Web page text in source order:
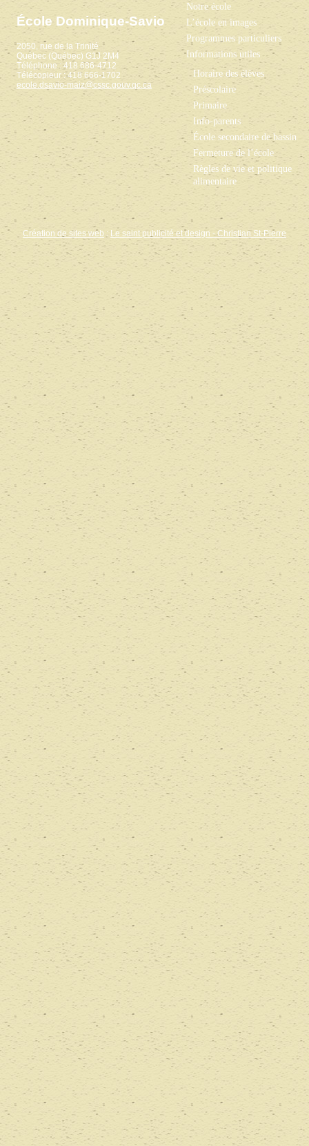
École Dominique-Savio
2050, rue de la Trinité
Québec (Québec) G1J 2M4
Téléphone : 418 686-4712
Télécopieur : 418 666-1702
ecole.dsavio-maiz@cssc.gouv.qc.ca
Notre école
L’école en images
Programmes particuliers
Informations utiles
Horaire des élèves
Préscolaire
Primaire
Info-parents
École secondaire de bassin
Fermeture de l’école
Règles de vie et politique
alimentaire
Création de sites web : Le saint publicité et design - Christian St-Pierre